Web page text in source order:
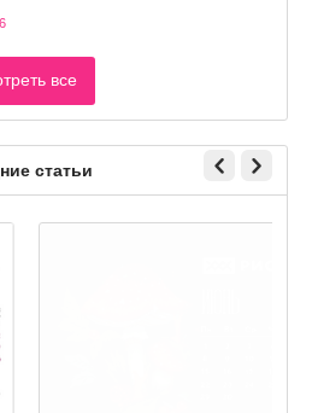
все
статьи